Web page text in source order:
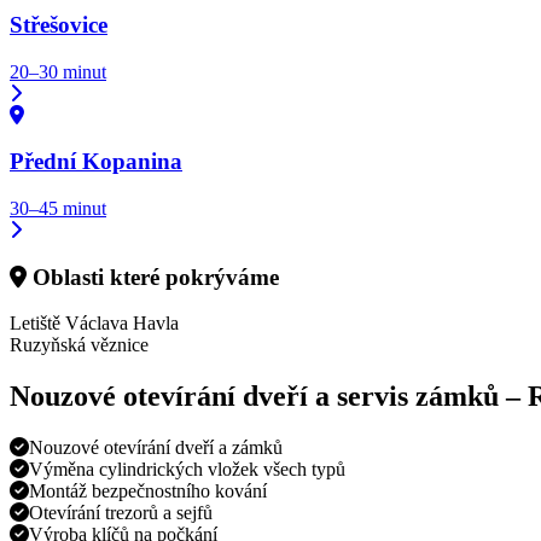
Střešovice
20–30 minut
Přední Kopanina
30–45 minut
Oblasti které pokrýváme
Letiště Václava Havla
Ruzyňská věznice
Nouzové otevírání dveří a servis zámků –
Nouzové otevírání dveří a zámků
Výměna cylindrických vložek všech typů
Montáž bezpečnostního kování
Otevírání trezorů a sejfů
Výroba klíčů na počkání